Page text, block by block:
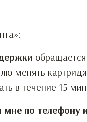
менять
в течение 15
по телефону